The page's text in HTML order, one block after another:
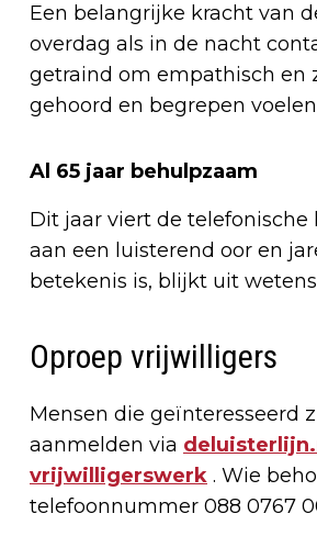
Een belangrijke kracht van
overdag als in de nacht
getraind om empathisch en
gehoord en begrepen
Al 65 jaar behulpzaam
Dit jaar viert de
aan een luisterend oor en
betekenis is, blijkt uit
Oproep vrijwilligers
Mensen die geïnteresseerd
aanmelden via
vrijwilligerswerk . Wie
telefoonnummer 088 0767